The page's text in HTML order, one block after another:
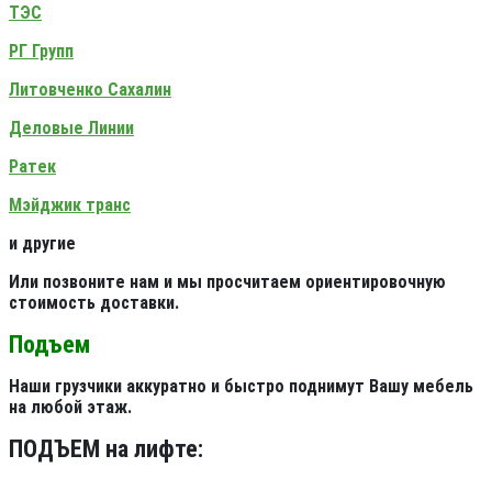
ТЭС
РГ Групп
Литовченко Сахалин
Деловые Линии
Ратек
Мэйджик транс
и другие
Или позвоните нам и мы просчитаем ориентировочную
стоимость доставки.
Подъем
Наши грузчики аккуратно и быстро поднимут Вашу мебель
на любой этаж.
ПОДЪЕМ на лифте: